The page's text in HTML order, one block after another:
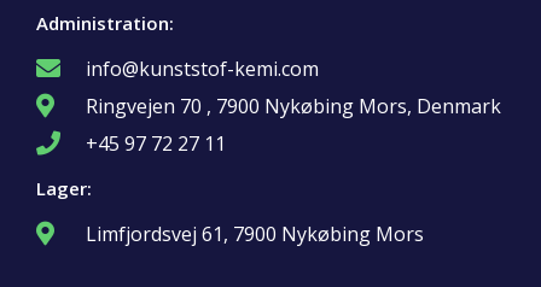
Administration:
info@kunststof-kemi.com
Ringvejen 70 , 7900 Nykøbing Mors, Denmark
+45 97 72 27 11
Lager:
Limfjordsvej 61, 7900 Nykøbing Mors